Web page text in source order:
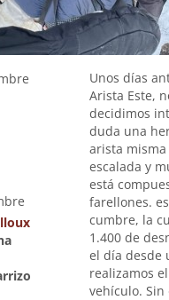
Unos días
Arista Este,
decidimos
duda una
arista
escalada y
está
farellones.
cumbre, la
1.400 de
el día desde
realizamos
vehículo.